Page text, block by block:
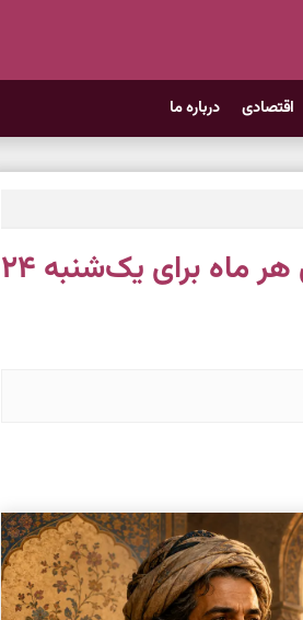
اقتصادی درباره ما
فال حافظ امروز | فال حافظ متولدین هر ماه برای یک‌شنبه ۲۴